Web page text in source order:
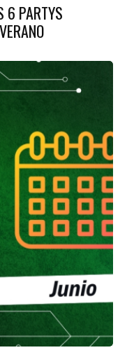
6 PARTYS